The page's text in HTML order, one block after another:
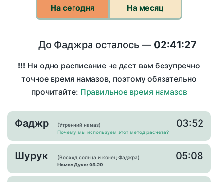
На сегодня На месяц
До Фаджра осталось — 02:41:27
!!! Ни одно расписание не даст вам безупречно
точное время намазов, поэтому обязательно
прочитайте: Правильное время намазов
Фаджр
(Утренний намаз)
Почему мы используем этот метод расчета?
03:52
Шурук
(Восход солнца и конец Фаджра)
Намаз Духа: 05:29
05:08